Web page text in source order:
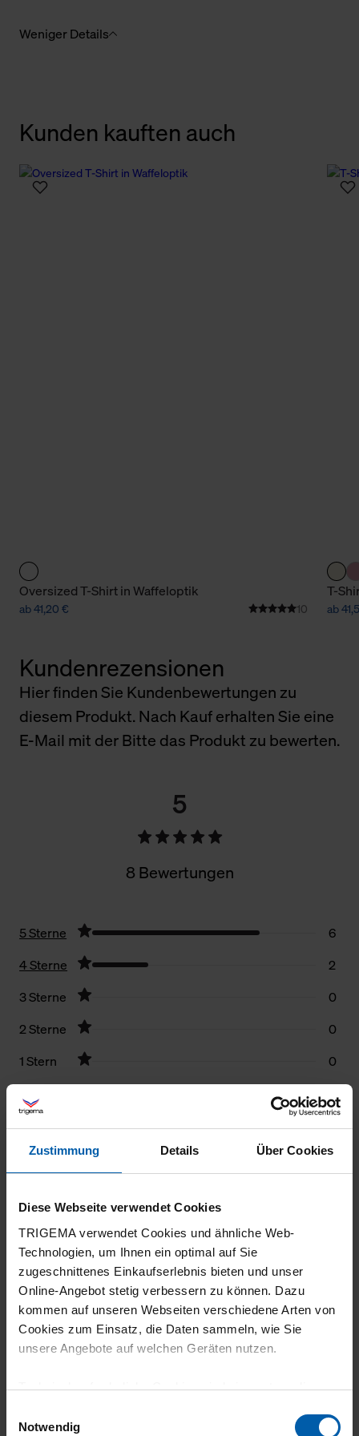
Zustimmung Details Über Cookies
Diese Webseite verwendet Cookies
TRIGEMA verwendet Cookies und ähnliche Web-
Technologien, um Ihnen ein optimal auf Sie
zugeschnittenes Einkaufserlebnis bieten und unser
Online-Angebot stetig verbessern zu können. Dazu
kommen auf unseren Webseiten verschiedene Arten von
Cookies zum Einsatz, die Daten sammeln, wie Sie
unsere Angebote auf welchen Geräten nutzen.
Technisch erforderliche Cookies sind eine notwendige
grundlegende Funktionen wie etwa zur Auswahl und
Notwendig
Weniger Details
Kunden kauften auch
Oversized T-Shirt in Waffeloptik
ab 41,20 € 10
T-
ab
Kundenrezensionen
Hier finden Sie Kundenbewertungen zu
diesem Produkt. Nach Kauf erhalten Sie eine
E-Mail mit der Bitte das Produkt zu bewerten.
5
8 Bewertungen
5 Sterne
6
4 Sterne
2
3 Sterne
0
2 Sterne
0
1 Stern
0
Filter zurücksetzen
Schön
07.07.2026
5
Die Größe passt. Angenehmer Tragegefühl.